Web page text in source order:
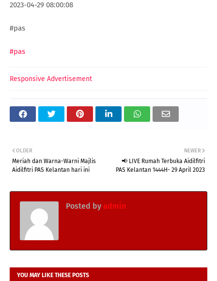
2023-04-29 08:00:08
#pas
#pas
Responsive Advertisement
NEWER
📢 LIVE Rumah Terbuka Aidilfitri
PAS Kelantan 1444H- 29 April 2023
OLDER
Meriah dan Warna-Warni Majlis
Aidilfitri PAS Kelantan hari ini
Posted by admin
YOU MAY LIKE THESE POSTS